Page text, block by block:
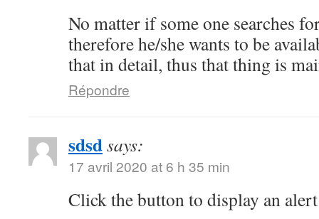
No matter if some one searches
therefore he/she wants to be
that in detail, thus that thing is
Répondre
sdsdsays:
17 avril 2020 at 6 h 35 min
Click the button to display an